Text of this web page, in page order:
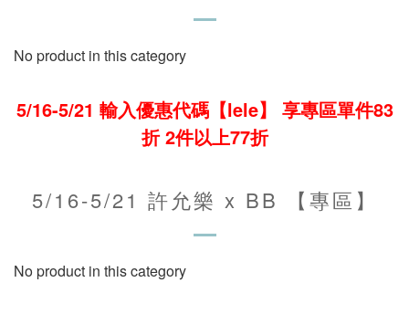
No product in this category
5/16-5/21 輸入優惠代碼【lele】 享專區單件83
折 2件以上77折
5/16-5/21 許允樂 x BB 【專區】
No product in this category